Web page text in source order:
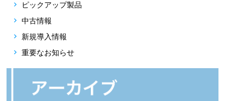
ピックアップ製品
中古情報
新規導入情報
重要なお知らせ